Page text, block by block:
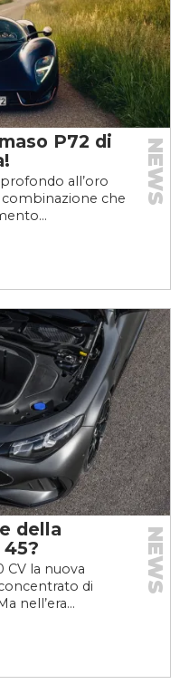
P72 di
all’oro
combinazione che
NEWS
della
45?
la nuova
di
nell’era...
NEWS